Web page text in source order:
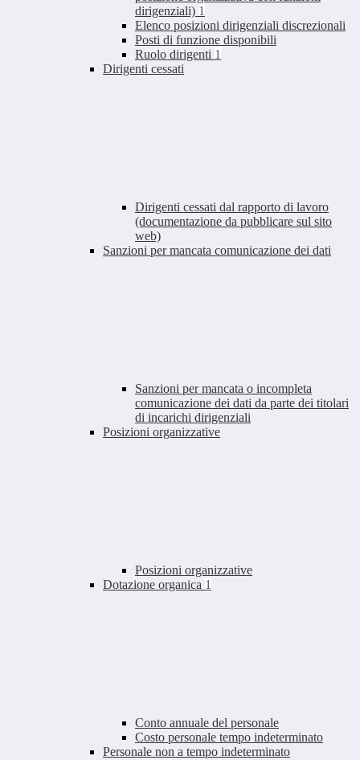
dirigenziali) 1
Elenco posizioni dirigenziali discrezionali
Posti di funzione disponibili
Ruolo dirigenti 1
Dirigenti cessati
Dirigenti cessati dal rapporto di lavoro
(documentazione da pubblicare sul sito
web)
Sanzioni per mancata comunicazione dei dati
Sanzioni per mancata o incompleta
comunicazione dei dati da parte dei titolari
di incarichi dirigenziali
Posizioni organizzative
Posizioni organizzative
Dotazione organica 1
Conto annuale del personale
Costo personale tempo indeterminato
Personale non a tempo indeterminato